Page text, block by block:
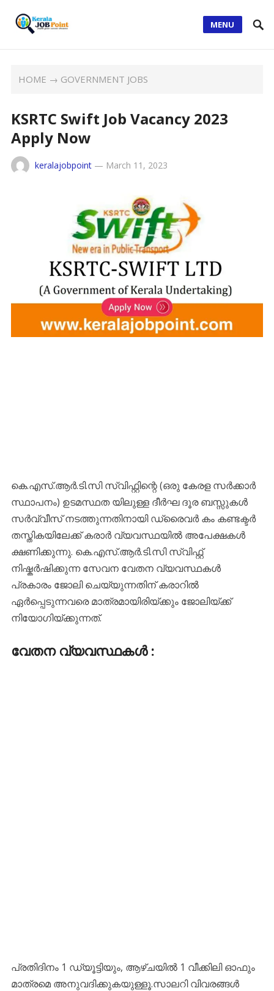
MENU
HOME → GOVERNMENT JOBS
KSRTC Swift Job Vacancy 2023
Apply Now
keralajobpoint— March 11, 2023
കെ.എസ്.ആർ.ടി.സി സ്വിഫ്റ്റിന്റെ (ഒരു കേരള സർക്കാർ
സ്ഥാപനം) ഉടമസ്ഥത യിലുള്ള ദീർഘ ദൂര ബസ്സുകൾ
സർവ്വീസ് നടത്തുന്നതിനായി ഡ്രൈവർ കം കണ്ടക്ടർ
തസ്തികയിലേക്ക് കരാർ വ്യവസ്ഥയിൽ അപേക്ഷകൾ
ക്ഷണിക്കുന്നു. കെ.എസ്.ആർ.ടി.സി സ്വിഫ്റ്റ്
നിഷ്കർഷിക്കുന്ന സേവന വേതന വ്യവസ്ഥകൾ
പ്രകാരം ജോലി ചെയ്യുന്നതിന് കരാറിൽ
ഏർപ്പെടുന്നവരെ മാത്രമായിരിയ്ക്കും ജോലിയ്ക്ക്
നിയോഗിയ്ക്കുന്നത്.
വേതന വ്യവസ്ഥകൾ :
പ്രതിദിനം 1 ഡ്യൂട്ടിയും, ആഴ്ചയിൽ 1 വീക്കിലി ഓഫും
മാത്രമെ അനുവദിക്കുകയുള്ളൂ.സാലറി വിവരങ്ങൾ